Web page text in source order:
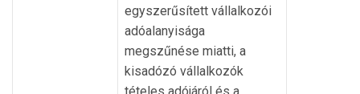
egyszerűsített vállalkozói
adóalanyisága
megszűnése miatti, a
kisadózó vállalkozók